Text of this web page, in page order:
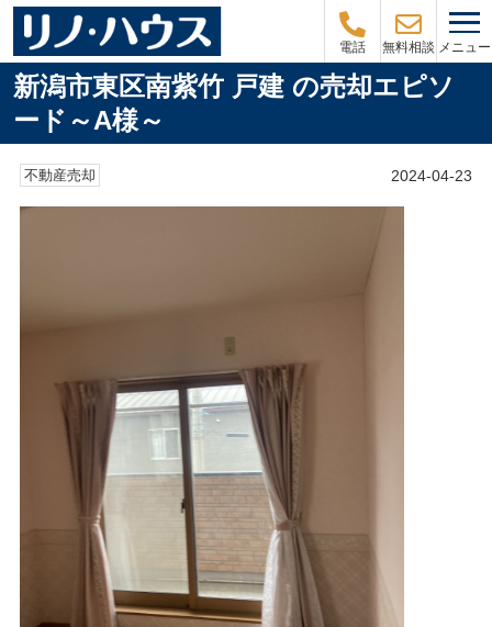
電話 無料相談 メニュー
新潟市東区南紫竹 戸建 の売却エピソ
ード～A様～
不動産売却 2024-04-23